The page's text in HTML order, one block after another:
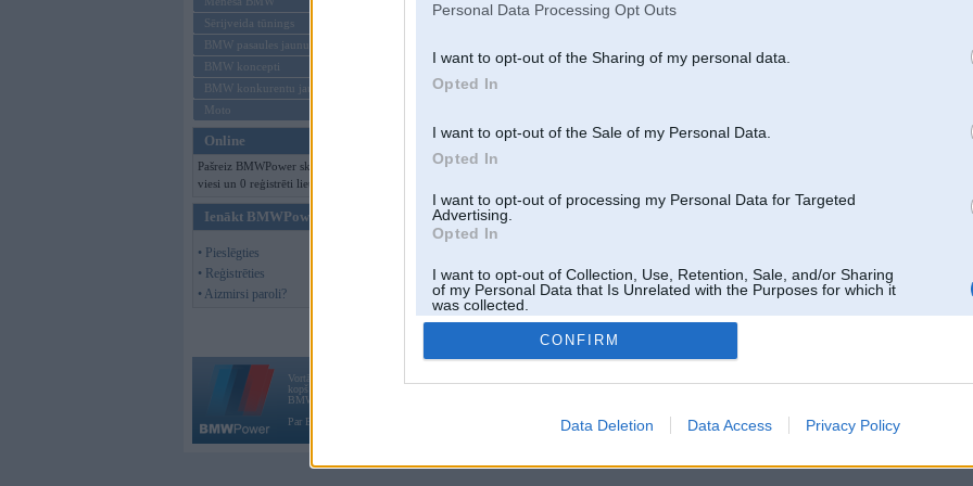
Personal Data Processing Opt Outs
I want to opt-out of the Sharing of my personal data.
Opted In
I want to opt-out of the Sale of my Personal Data.
Opted In
I want to opt-out of processing my Personal Data for Targeted
Advertising.
Opted In
I want to opt-out of Collection, Use, Retention, Sale, and/or Sharing
of my Personal Data that Is Unrelated with the Purposes for which it
was collected.
Opted Out
CONFIRM
Data Deletion Data Access Privacy Policy
Sērijveida tūnings
BMW pasaules jaunumi
BMW koncepti
BMW konkurentu jaunumi
Moto
Online
Pašreiz BMWPower skatās 157
viesi un 0 reģistrēti lietotāji.
Ienākt BMWPower
• Pieslēgties
• Reģistrēties
• Aizmirsi paroli?
Vortāls BMWPower.lv darbojas
kopš 2002. gada 14. maija. Tas nav auto klubs un nav saistīts ar
BMW AG.
Par BMWPower